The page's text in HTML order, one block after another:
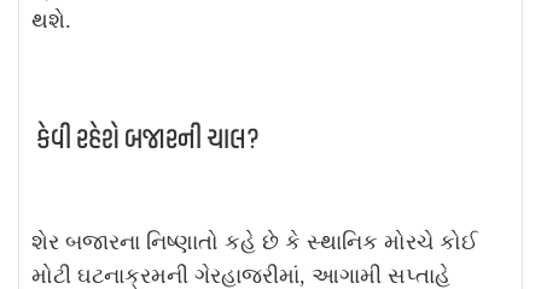
થશે.
કેવી રહેશે બજારની ચાલ?
શેર બજારના નિષ્ણાતો કહે છે કે સ્થાનિક મોરચે કોઈ
મોટી ઘટનાક્રમની ગેરહાજરીમાં, આગામી સપ્તાહે